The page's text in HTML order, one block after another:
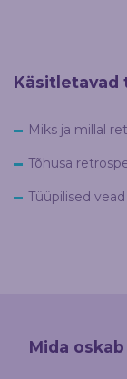
Käsitletavad
Miks ja millal
Tõhusa
Tüüpilised
Mida